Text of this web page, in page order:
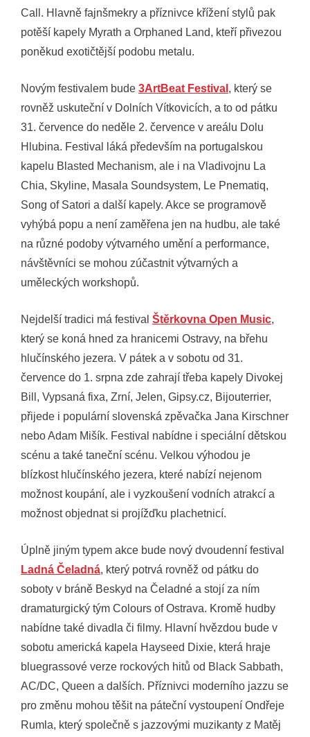
Call. Hlavně fajnšmekry a příznivce křížení stylů pak
potěší kapely Myrath a Orphaned Land, kteří přivezou
poněkud exotičtější podobu metalu.
Novým festivalem bude 3ArtBeat Festival , který se
rovněž uskuteční v Dolních Vítkovicích, a to od pátku
31. července do neděle 2. července v areálu Dolu
Hlubina. Festival láká především na portugalskou
kapelu Blasted Mechanism, ale i na Vladivojnu La
Chia, Skyline, Masala Soundsystem, Le Pnematiq,
Song of Satori a další kapely. Akce se programově
vyhýbá popu a není zaměřena jen na hudbu, ale také
na různé podoby výtvarného umění a performance,
návštěvníci se mohou zúčastnit výtvarných a
uměleckých workshopů.
Nejdelší tradici má festival Štěrkovna Open Music,
který se koná hned za hranicemi Ostravy, na břehu
hlučínského jezera. V pátek a v sobotu od 31.
července do 1. srpna zde zahrají třeba kapely Divokej
Bill, Vypsaná fixa, Zrní, Jelen, Gipsy.cz, Bijouterrier,
přijede i populární slovenská zpěvačka Jana Kirschner
nebo Adam Mišík. Festival nabídne i speciální dětskou
scénu a také taneční scénu. Velkou výhodou je
blízkost hlučínského jezera, které nabízí nejenom
možnost koupání, ale i vyzkoušení vodních atrakcí a
možnost objednat si projížďku plachetnicí.
Úplně jiným typem akce bude nový dvoudenní festival
Ladná Čeladná, který potrvá rovněž od pátku do
soboty v bráně Beskyd na Čeladné a stojí za ním
dramaturgický tým Colours of Ostrava. Kromě hudby
nabídne také divadla či filmy. Hlavní hvězdou bude v
sobotu americká kapela Hayseed Dixie, která hraje
bluegrassové verze rockových hitů od Black Sabbath,
AC/DC, Queen a dalších. Příznivci moderního jazzu se
pro změnu mohou těšit na páteční vystoupení Ondřeje
Rumla, který společně s jazzovými muzikanty z Matěj